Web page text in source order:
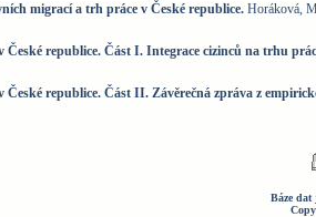
migrací a trh práce v České republice. Horáková,
České republice. Část I. Integrace cizinců na trhu
České republice. Část II. Závěrečná zpráva z
Báze dat